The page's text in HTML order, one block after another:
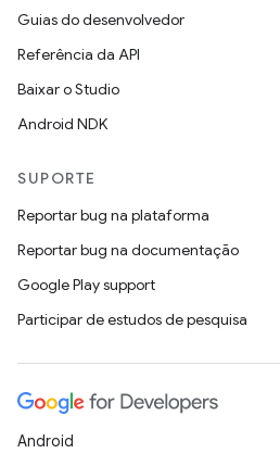
Guias do desenvolvedor
Referência da API
Baixar o Studio
Android NDK
SUPORTE
Reportar bug na plataforma
Reportar bug na documentação
Google Play support
Participar de estudos de pesquisa
Android